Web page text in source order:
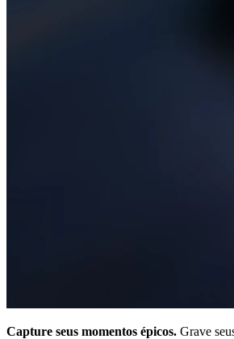
Capture seus momentos épicos. Grave